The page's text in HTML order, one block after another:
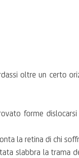
oltre un certo
forme
la retina di chi
slabbra la trama